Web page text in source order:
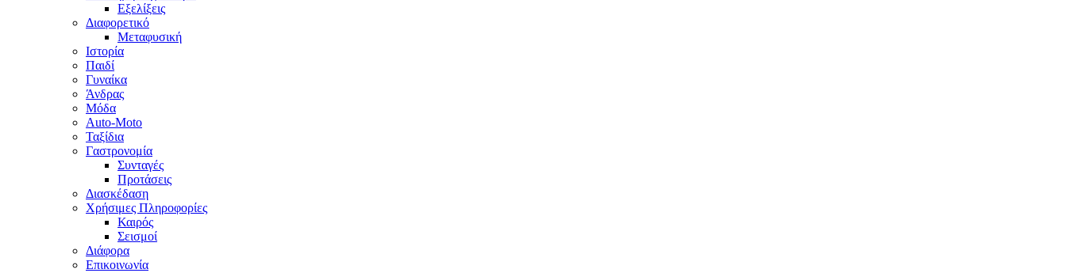
Εξελίξεις
Διαφορετικό
Μεταφυσική
Ιστορία
Παιδί
Γυναίκα
Άνδρας
Μόδα
Auto-Moto
Ταξίδια
Γαστρονομία
Συνταγές
Προτάσεις
Διασκέδαση
Χρήσιμες Πληροφορίες
Καιρός
Σεισμοί
Διάφορα
Επικοινωνία